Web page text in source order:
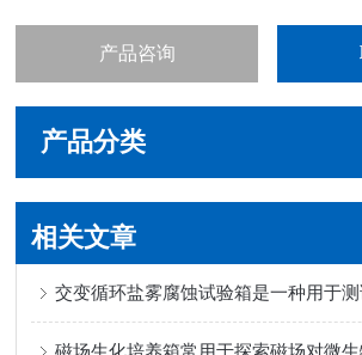
产品咨询
产品分类
相关文章
磁场生化培养箱常用于探索磁场对微